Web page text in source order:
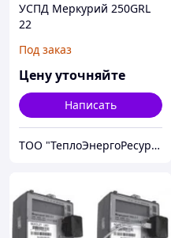
УСПД Меркурий 250GRL
22
Под заказ
Цену уточняйте
Написать
ТОО "ТеплоЭнергоРесурс"- Греющий кабель RAYCHEM, Теплый пол, Приборы учета